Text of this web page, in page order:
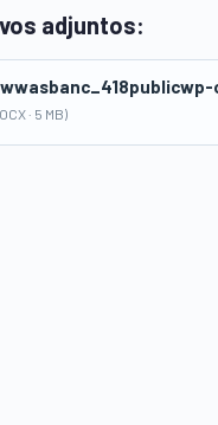
adjuntos:
· 5 MB)